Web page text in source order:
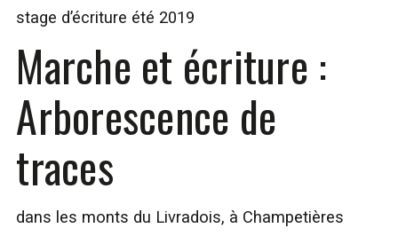
stage d’écriture été 2019
Marche et écriture :
Arborescence de
traces
dans les monts du Livradois, à Champetières